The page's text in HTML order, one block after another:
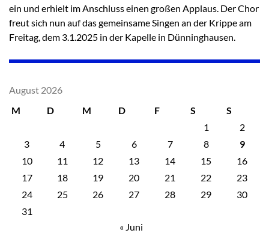
ein und erhielt im Anschluss einen großen Applaus. Der Chor
freut sich nun auf das gemeinsame Singen an der Krippe am
Freitag, dem 3.1.2025 in der Kapelle in Dünninghausen.
August 2026
M
D M D F S
S
1
2
3
4 5 6 7 8
9
10
11 12 13 14 15
16
17
18 19 20 21 22
23
24
25 26 27 28 29
30
31
« Juni